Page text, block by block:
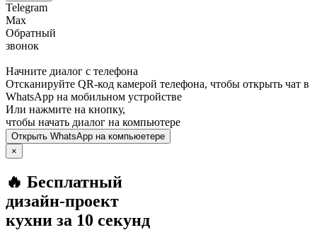
Telegram
Max
Обратный
звонок
Начните диалог с телефона
Отсканируйте QR-код камерой телефона, чтобы открыть чат в
WhatsApp на мобильном устройстве
Или нажмите на кнопку,
чтобы начать диалог на компьютере
Открыть WhatsApp на компьюетере
×
🔥 Бесплатный
дизайн-проект
кухни за 10 секунд